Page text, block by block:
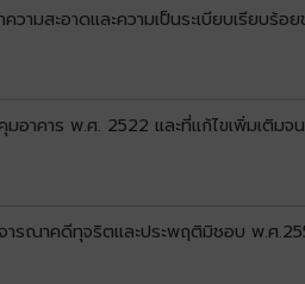
ามสะอาดและความเป็นระเบียบเรียบร้อ
าคาร พ.ศ. 2522 และที่แก้ไขเพิ่มเติมจ
รณาคดีทุจริตและประพฤติมิชอบ พ.ศ